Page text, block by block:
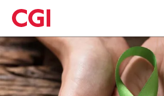
Skip
to
main
content